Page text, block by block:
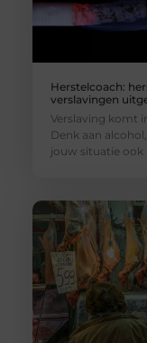
Herstelcoach:
verslavingen
Verslaving komt
Denk aan
jouw situatie ook